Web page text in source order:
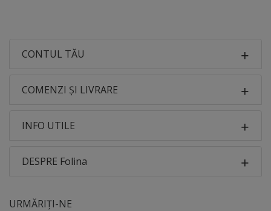
CONTUL TĂU
COMENZI ȘI LIVRARE
INFO UTILE
DESPRE Folina
URMĂRIȚI-NE